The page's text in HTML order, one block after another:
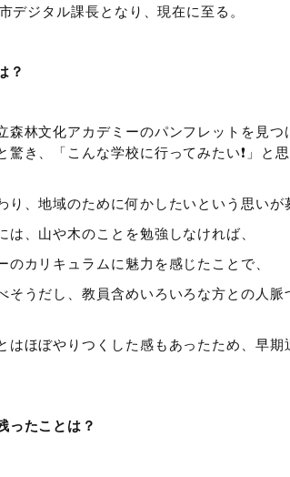
デジタル課長となり、現在に至る。
？
森林文化アカデミーのパンフレットを見つ
き、
「こんな学校に行ってみたい❗️」
と
、地域のために何かしたいという思いが
、山や木のことを勉強しなければ、
カリキュラムに魅力を感じたことで、
そうだし、教員含めいろいろな方との人脈
はほぼやりつくした感もあったため、早期
ったことは？